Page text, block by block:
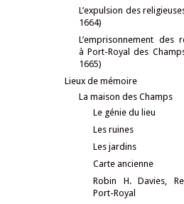
L’expulsion des
1664)
L’emprisonnement des
à Port-Royal des
1665)
Lieux de mémoire
La maison des Champs
Le génie du lieu
Les ruines
Les jardins
Carte ancienne
Robin H. Davies,
Port-Royal